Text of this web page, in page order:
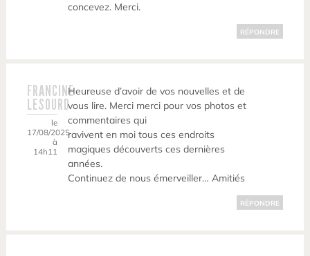
concevez. Merci.
RÉPONDRE
FRANCINE
LESOURD
le
17/08/2025
à
14h11
Heureuse d’avoir de vos nouvelles et de
vous lire. Merci merci pour vos photos et
commentaires qui
ravivent en moi tous ces endroits
magiques découverts ces dernières
années.
Continuez de nous émerveiller… Amitiés
RÉPONDRE